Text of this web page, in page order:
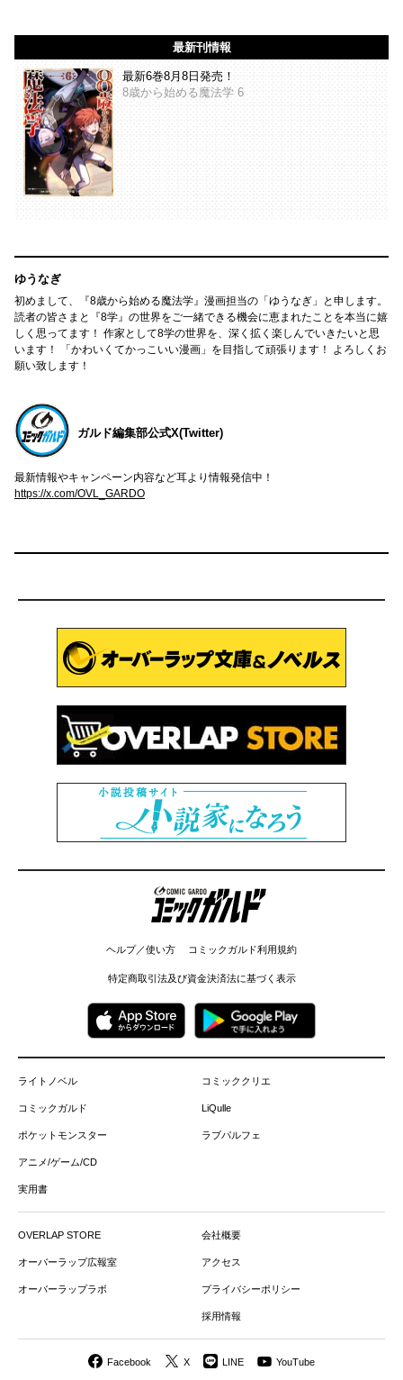
最新刊情報
最新6巻8月8日発売！
8歳から始める魔法学 6
ゆうなぎ
初めまして、『8歳から始める魔法学』漫画担当の「ゆうなぎ」と申します。
読者の皆さまと『8学』の世界をご一緒できる機会に恵まれたことを本当に嬉
しく思ってます！ 作家として8学の世界を、深く拡く楽しんでいきたいと思
います！ 「かわいくてかっこいい漫画」を目指して頑張ります！ よろしくお
願い致します！
ガルド編集部公式X(Twitter)
最新情報やキャンペーン内容など耳より情報発信中！
https://x.com/OVL_GARDO
コミックガルド
ヘルプ／使い方 コミックガルド利用規約
特定商取引法及び資金決済法に基づく表示
ライトノベル
コミックガルド
ポケットモンスター
アニメ/ゲーム/CD
実用書
コミッククリエ
LiQulle
ラブパルフェ
OVERLAP STORE
オーバーラップ広報室
オーバーラップラボ
会社概要
アクセス
プライバシーポリシー
採用情報
Facebook X LINE YouTube